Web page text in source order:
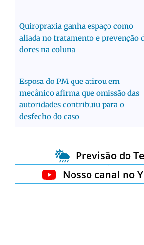
Quiropraxia ganha espaço como
aliada no tratamento e prevenção
dores na coluna
Esposa do PM que atirou em
mecânico afirma que omissão das
autoridades contribuiu para o
desfecho do caso
Previsão do
Nosso canal no